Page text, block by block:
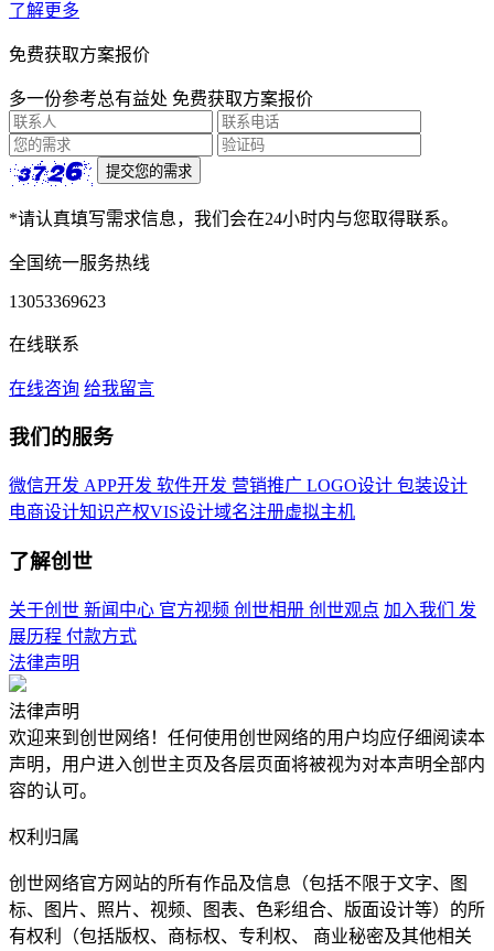
了解更多
免费获取方案报价
多一份参考总有益处 免费获取方案报价
*请认真填写需求信息，我们会在24小时内与您取得联系。
全国统一服务热线
13053369623
在线联系
在线咨询 给我留言
我们的服务
微信开发 APP开发 软件开发 营销推广 LOGO设计 包装设计
电商设计知识产权VIS设计域名注册虚拟主机
了解创世
关于创世 新闻中心 官方视频 创世相册 创世观点 加入我们 发
展历程 付款方式
法律声明
法律声明
欢迎来到创世网络！任何使用创世网络的用户均应仔细阅读本
声明，用户进入创世主页及各层页面将被视为对本声明全部内
容的认可。
权利归属
创世网络官方网站的所有作品及信息（包括不限于文字、图
标、图片、照片、视频、图表、色彩组合、版面设计等）的所
有权利（包括版权、商标权、专利权、 商业秘密及其他相关